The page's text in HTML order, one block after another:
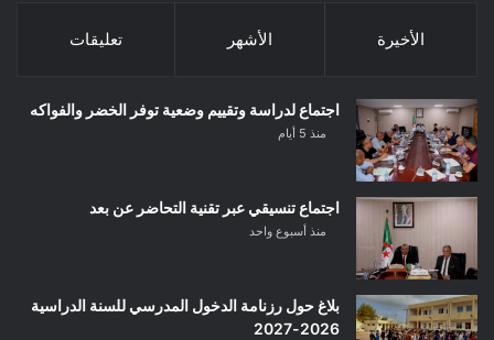
الأخيرة الأشهر تعليقات
اجتماع لدراسة وتقييم وضعية توفر الخضر والفواكه
منذ 5 أيام
اجتماع تنسيقي عبر تقنية التحاضر عن بعد
منذ أسبوع واحد
بلاغ حول رزنامة الدخول المدرسي للسنة الدراسية
2026-2027